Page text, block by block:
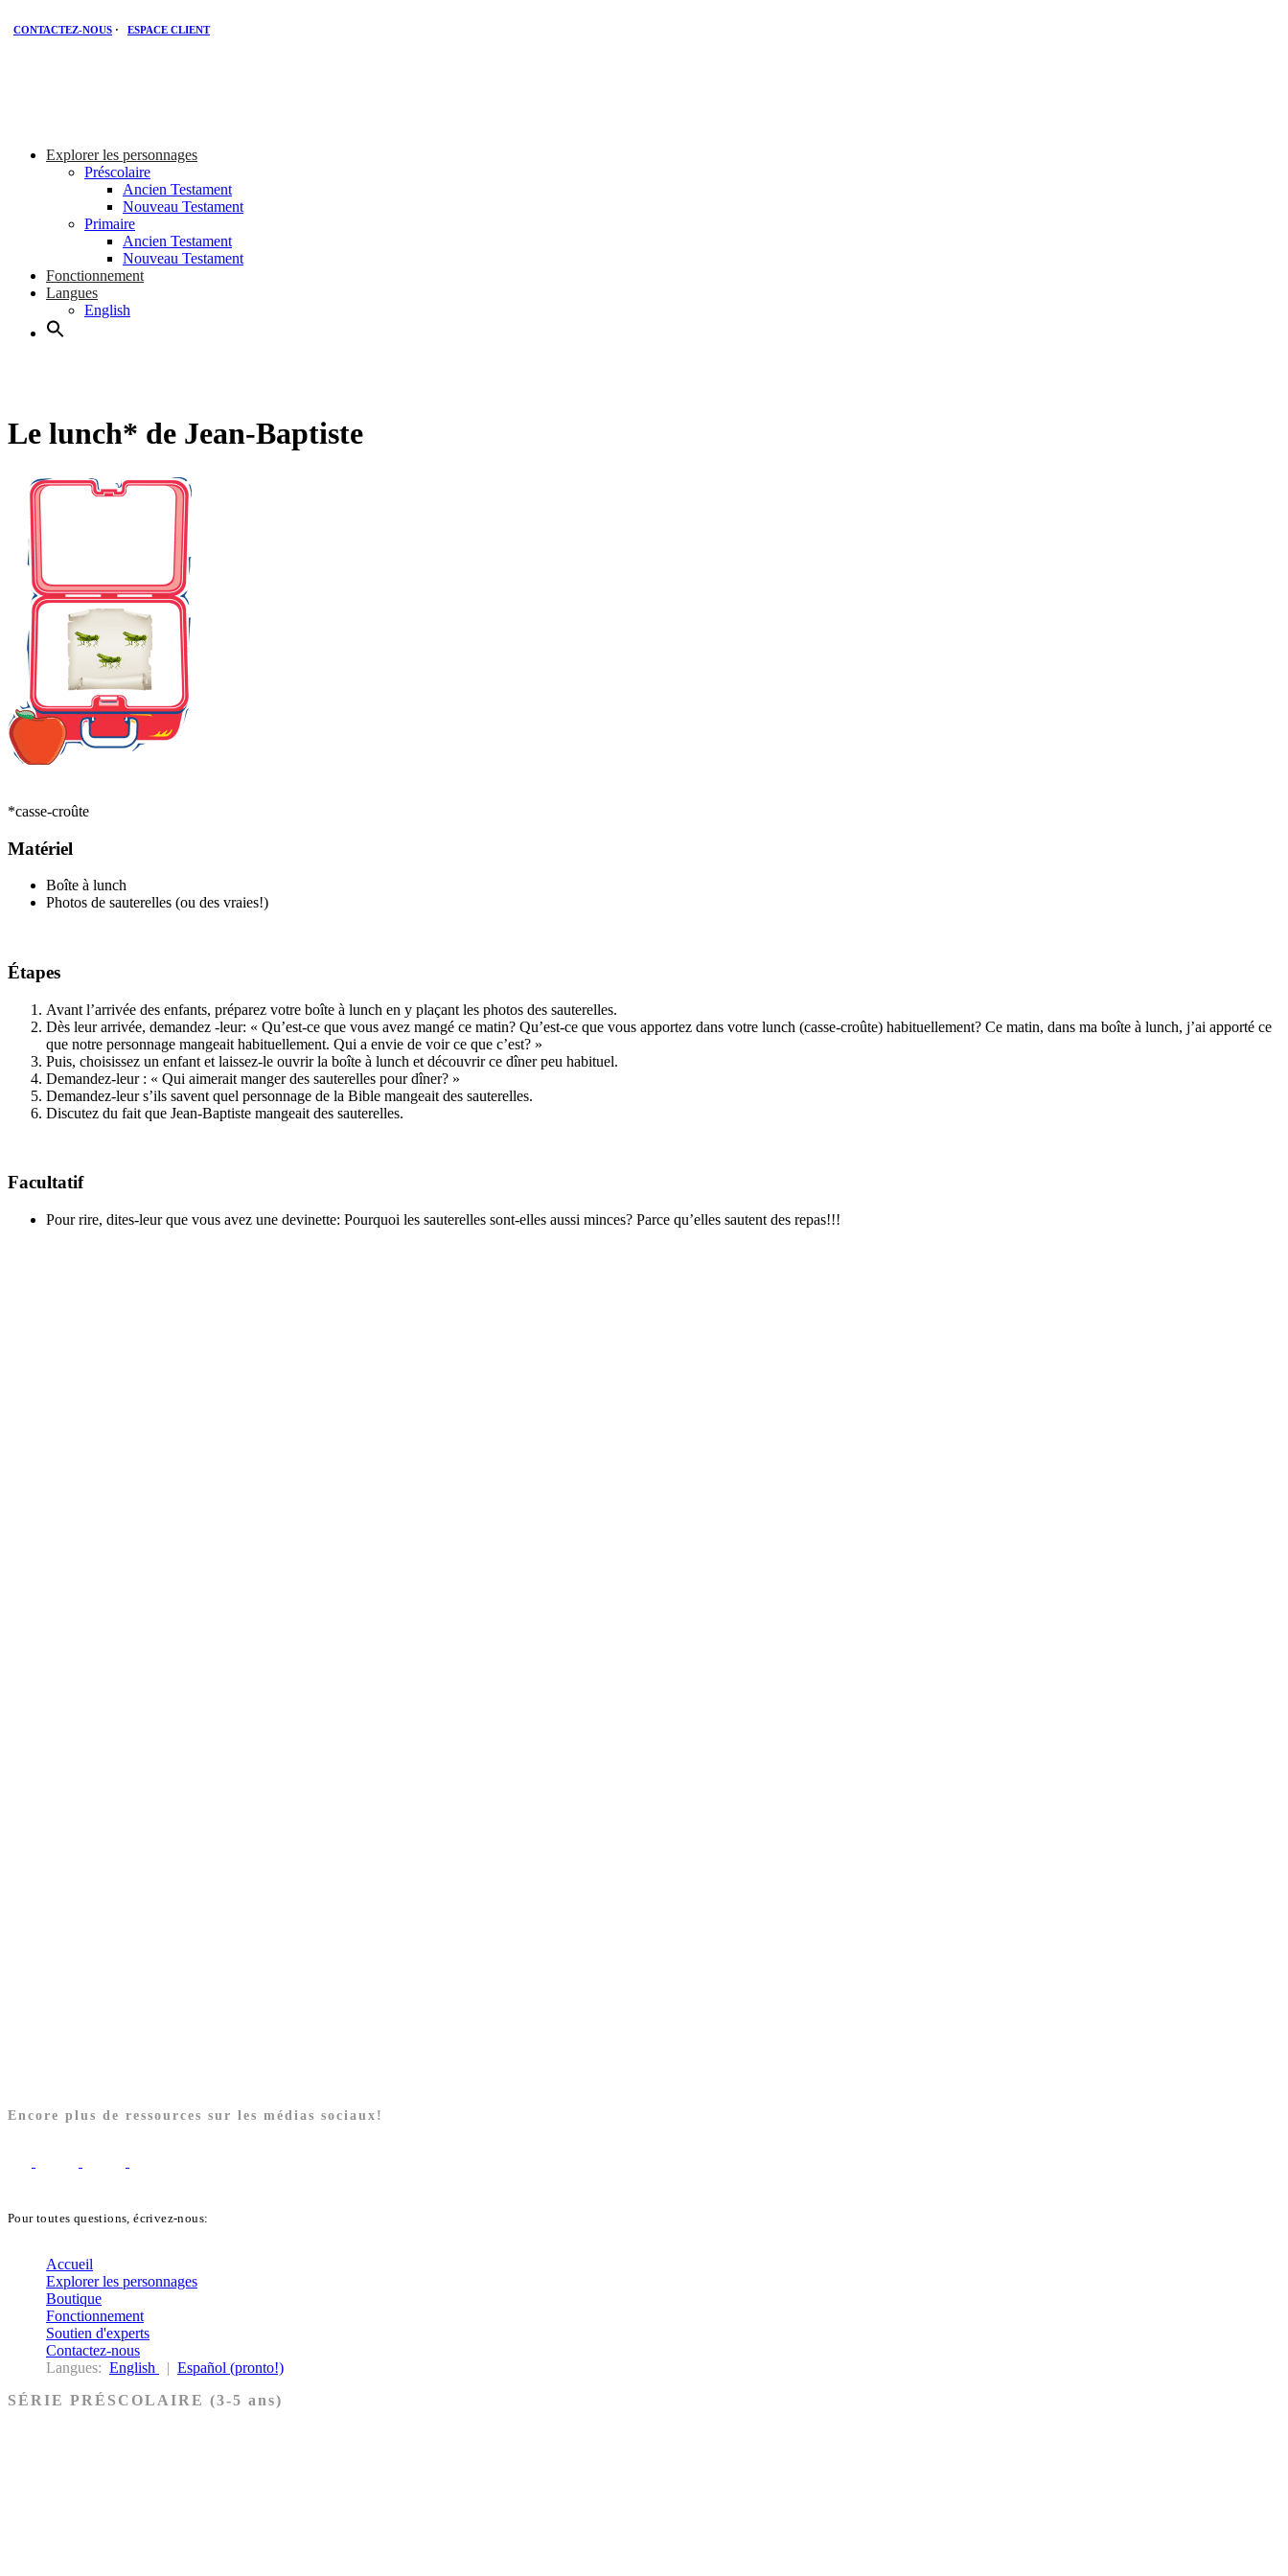
CONTACTEZ-NOUS · ESPACE CLIENT
Explorer les personnages
Préscolaire
Ancien Testament
Nouveau Testament
Primaire
Ancien Testament
Nouveau Testament
Fonctionnement
Langues
English
Le lunch* de Jean-Baptiste
*casse-croûte
Matériel
Boîte à lunch
Photos de sauterelles (ou des vraies!)
Étapes
Avant l’arrivée des enfants, préparez votre boîte à lunch en y plaçant les photos des sauterelles.
Dès leur arrivée, demandez -leur: « Qu’est-ce que vous avez mangé ce matin? Qu’est-ce que vous apportez dans votre lunch (casse-croûte) habituellement? Ce matin, dans ma boîte à lunch, j’ai apporté ce
que notre personnage mangeait habituellement. Qui a envie de voir ce que c’est? »
Puis, choisissez un enfant et laissez-le ouvrir la boîte à lunch et découvrir ce dîner peu habituel.
Demandez-leur : « Qui aimerait manger des sauterelles pour dîner? »
Demandez-leur s’ils savent quel personnage de la Bible mangeait des sauterelles.
Discutez du fait que Jean-Baptiste mangeait des sauterelles.
Facultatif
Pour rire, dites-leur que vous avez une devinette: Pourquoi les sauterelles sont-elles aussi minces? Parce qu’elles sautent des repas!!!
Encore plus de ressources sur les médias sociaux!
Pour toutes questions, écrivez-nous:
Accueil
Explorer les personnages
Boutique
Fonctionnement
Soutien d'experts
Contactez-nous
Langues: English | Español (pronto!)
SÉRIE PRÉSCOLAIRE (3-5 ans)